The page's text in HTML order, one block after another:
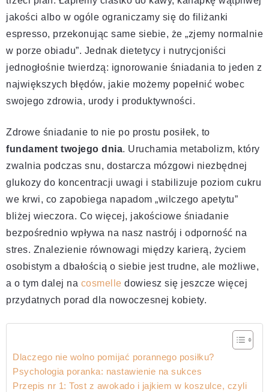
jakości albo w ogóle ograniczamy się do filiżanki
espresso, przekonując same siebie, że „zjemy normalnie
w porze obiadu”. Jednak dietetycy i nutrycjoniści
jednogłośnie twierdzą: ignorowanie śniadania to jeden z
największych błędów, jakie możemy popełnić wobec
swojego zdrowia, urody i produktywności.
Zdrowe śniadanie to nie po prostu posiłek, to
fundament twojego dnia. Uruchamia metabolizm, który
zwalnia podczas snu, dostarcza mózgowi niezbędnej
glukozy do koncentracji uwagi i stabilizuje poziom cukru
we krwi, co zapobiega napadom „wilczego apetytu”
bliżej wieczora. Co więcej, jakościowe śniadanie
bezpośrednio wpływa na nasz nastrój i odporność na
stres. Znalezienie równowagi między karierą, życiem
osobistym a dbałością o siebie jest trudne, ale możliwe,
a o tym dalej na cosmelle dowiesz się jeszcze więcej
przydatnych porad dla nowoczesnej kobiety.
Dlaczego nie wolno pomijać porannego posiłku?
Psychologia poranka: nastawienie na sukces
Przepis nr 1: Tost z awokado i jajkiem w koszulce, czyli